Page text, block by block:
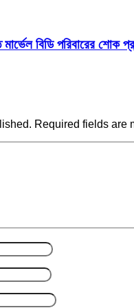
বিডি পরিবারের শোক
Required fields are